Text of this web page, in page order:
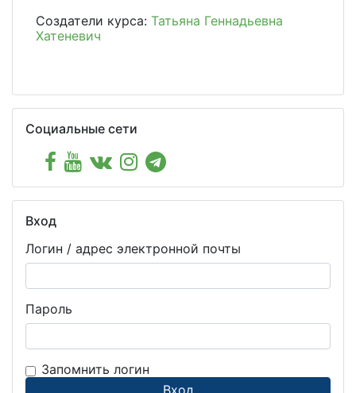
Создатели курса: Татьяна Геннадьевна
Хатеневич
Пропустить Социальные сети
Социальные сети
Пропустить Вход
Вход
Логин / адрес электронной почты
Пароль
Запомнить логин